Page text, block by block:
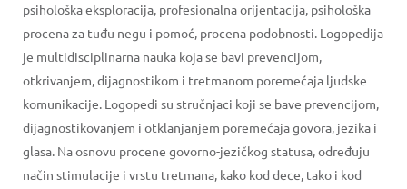
psihološka eksploracija, profesionalna orijentacija, psihološka
procena za tuđu negu i pomoć, procena podobnosti. Logopedija
je multidisciplinarna nauka koja se bavi prevencijom,
otkrivanjem, dijagnostikom i tretmanom poremećaja ljudske
komunikacije. Logopedi su stručnjaci koji se bave prevencijom,
dijagnostikovanjem i otklanjanjem poremećaja govora, jezika i
glasa. Na osnovu procene govorno-jezičkog statusa, određuju
način stimulacije i vrstu tretmana, kako kod dece, tako i kod